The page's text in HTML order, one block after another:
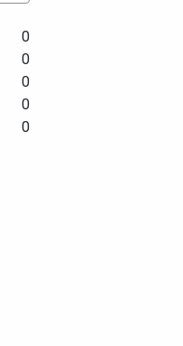
0
0
0
0
0